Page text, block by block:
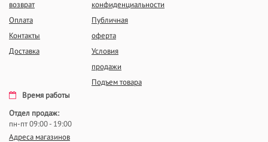
возврат
Оплата
Контакты
Доставка
конфиденциальности
Публичная
оферта
Условия
продажи
Подъем товара
Время работы
Отдел продаж:
пн-пт 09:00 - 19:00
Адреса магазинов